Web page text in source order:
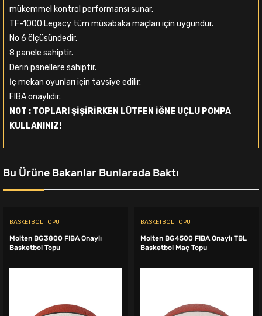
mükemmel kontrol performansı sunar.
TF-1000 Legacy tüm müsabaka maçları için uygundur.
No 6 ölçüsündedir.
8 panele sahiptir.
Derin panellere sahiptir.
İç mekan oyunları için tavsiye edilir.
FIBA onaylıdır.
NOT : TOPLARI ŞİŞİRİRKEN LÜTFEN İĞNE UÇLU POMPA
KULLANINIZ!
Bu Ürüne Bakanlar Bunlarada Baktı
BASKETBOL TOPU
Molten BG3800 FIBA Onaylı
Basketbol Topu
BASKETBOL TOPU
Molten BG4500 FIBA Onaylı TBL
Basketbol Maç Topu